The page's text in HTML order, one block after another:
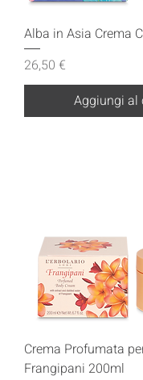
Alba in Asia Crema
Prezzo
26,50 €
Aggiungi al
Crema Profumata
Frangipani 200ml